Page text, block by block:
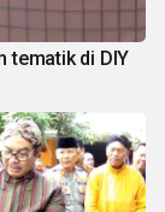
tematik di DIY